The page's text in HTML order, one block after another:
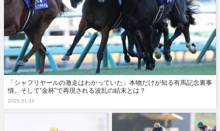
「シャフリヤールの激走はわかっていた」本物だけが知る有馬記念裏事
情。そして“金杯”で再現される波乱の結末とは？
2025.01.02